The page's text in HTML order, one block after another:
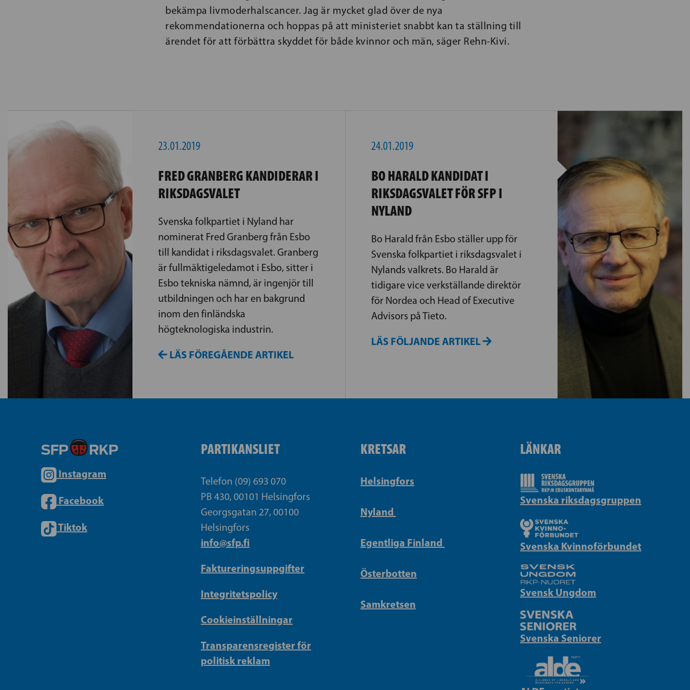
bekämpa livmoderhalscancer. Jag är mycket glad över de nya
rekommendationerna och hoppas på att ministeriet snabbt kan ta ställning till
ärendet för att förbättra skyddet för både kvinnor och män, säger Rehn-Kivi.
23.01.2019
FRED GRANBERG KANDIDERAR I
RIKSDAGSVALET
Svenska folkpartiet i Nyland har
nominerat Fred Granberg från Esbo
till kandidat i riksdagsvalet. Granberg
är fullmäktigeledamot i Esbo, sitter i
Esbo tekniska nämnd, är ingenjör till
utbildningen och har en bakgrund
inom den finländska
högteknologiska industrin.
LÄS FÖREGÅENDE ARTIKEL
24.01.2019
BO HARALD KANDIDAT I
RIKSDAGSVALET FÖR SFP I
NYLAND
Bo Harald från Esbo ställer upp för
Svenska folkpartiet i riksdagsvalet i
Nylands valkrets. Bo Harald är
tidigare vice verkställande direktör
för Nordea och Head of Executive
Advisors på Tieto.
LÄS FÖLJANDE ARTIKEL
Instagram
Facebook
Tiktok
PARTIKANSLIET
Telefon (09) 693 070
PB 430, 00101 Helsingfors
Georgsgatan 27, 00100
Helsingfors
info@sfp.fi
Faktureringsuppgifter
Integritetspolicy
Cookieinställningar
Transparensregister för
politisk reklam
KRETSAR
Helsingfors
Nyland
Egentliga Finland
Österbotten
Samkretsen
LÄNKAR
Svenska riksdagsgruppen
Svenska Kvinnoförbundet
Svensk Ungdom
Svenska Seniorer